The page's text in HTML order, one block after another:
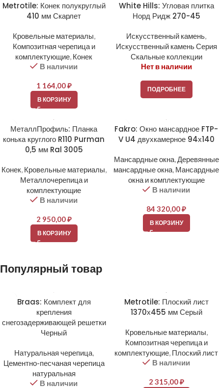
Metrotile: Конек полукруглый
410 мм Скарлет
Кровельные материалы,
Композитная черепица и
комплектующие, Конек
В наличии
1 164,00₽
В КОРЗИНУ
White Hills: Угловая плитка
Норд Ридж 270-45
Искусственный камень,
Искусственный камень Серия
Скальные коллекции
Нет в наличии
ПОДРОБНЕЕ
МеталлПрофиль: Планка
конька круглого R110 Purman
0,5 мм Ral 3005
Конек, Кровельные материалы,
Металлочерепица и
комплектующие
В наличии
2 950,00₽
В КОРЗИНУ
Fakro: Окно мансардное FTP-
V U4 двухкамерное 94х140
Мансардные окна,Деревянные
мансардные окна, Мансардные
окна и комплектующие
В наличии
84 320,00₽
В КОРЗИНУ
Популярный товар
Braas: Комплект для
крепления
снегозадерживающей решетки
Черный
Натуральная черепица,
Цементно-песчаная черепица
натуральная
В наличии
Metrotile: Плоский лист
1370х455 мм Серый
Кровельные материалы,
Композитная черепица и
комплектующие, Плоский лист
В наличии
2 315,00₽